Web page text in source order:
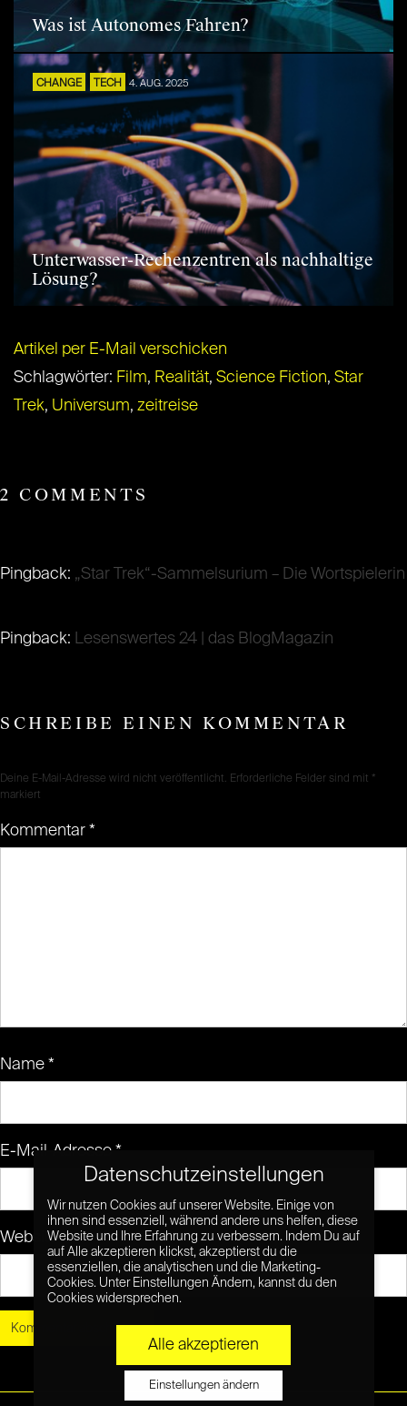
Was ist Autonomes Fahren?
CHANGE TECH 4. AUG. 2025
Unterwasser-Rechenzentren als nachhaltige
Lösung?
Artikel per E-Mail verschicken
Schlagwörter: Film, Realität, Science Fiction, Star
Trek, Universum, zeitreise
2 COMMENTS
Pingback: „Star Trek“-Sammelsurium – Die Wortspielerin
Pingback: Lesenswertes 24 | das BlogMagazin
SCHREIBE EINEN KOMMENTAR
Deine E-Mail-Adresse wird nicht veröffentlicht. Erforderliche Felder sind mit *
markiert
Kommentar *
Name *
E-Mail-Adresse *
Website
Datenschutzeinstellungen
Wir nutzen Cookies auf unserer Website. Einige von
ihnen sind essenziell, während andere uns helfen, diese
Website und Ihre Erfahrung zu verbessern. Indem Du auf
auf Alle akzeptieren klickst, akzeptierst du die
essenziellen, die analytischen und die Marketing-
Cookies. Unter Einstellungen Ändern, kannst du den
Cookies widersprechen.
Alle akzeptieren
Einstellungen ändern